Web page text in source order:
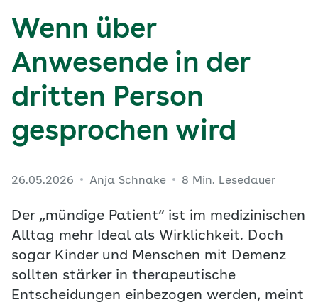
Wenn über
Anwesende in der
dritten Person
gesprochen wird
26.05.2026 Anja Schnake 8 Min. Lesedauer
Der „mündige Patient“ ist im medizinischen
Alltag mehr Ideal als Wirklichkeit. Doch
sogar Kinder und Menschen mit Demenz
sollten stärker in therapeutische
Entscheidungen einbezogen werden, meint